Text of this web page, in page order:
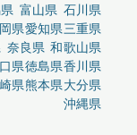
富山県 石川県
県愛知県三重県
奈良県 和歌山県
県徳島県香川県
県熊本県大分県
沖縄県